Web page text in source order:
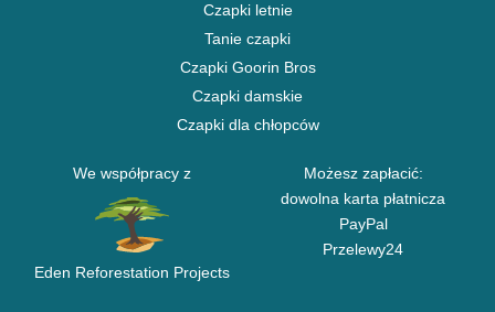
Czapki letnie
Tanie czapki
Czapki Goorin Bros
Czapki damskie
Czapki dla chłopców
We współpracy z
Eden Reforestation Projects
Możesz zapłacić:
dowolna karta płatnicza
PayPal
Przelewy24